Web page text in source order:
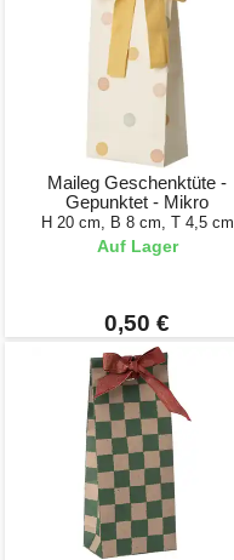
Maileg Geschenktüte -
Gepunktet - Mikro
H 20 cm, B 8 cm, T 4,5 cm
Auf Lager
0,50 €